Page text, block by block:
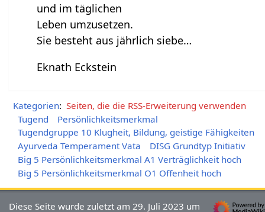
und im täglichen
Leben umzusetzen.
Sie besteht aus jährlich siebe…
Eknath Eckstein
Kategorien: Seiten, die die RSS-Erweiterung verwenden
Tugend
Persönlichkeitsmerkmal
Tugendgruppe 10 Klugheit, Bildung, geistige Fähigkeiten
Ayurveda Temperament Vata
DISG Grundtyp Initiativ
Big 5 Persönlichkeitsmerkmal A1 Verträglichkeit hoch
Big 5 Persönlichkeitsmerkmal O1 Offenheit hoch
Diese Seite wurde zuletzt am 29. Juli 2023 um